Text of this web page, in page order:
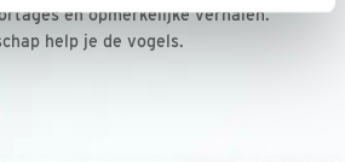
en opmerkelijke verhalen.
help je de vogels.